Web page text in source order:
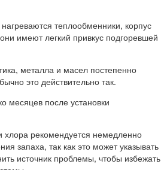
теплообменники, корпус
имеют легкий привкус подгоревшей
металла и масел постепенно
это действительно так.
месяцев после установки
хлора рекомендуется немедленно
запаха, так как это может указывать
источник проблемы, чтобы избежать